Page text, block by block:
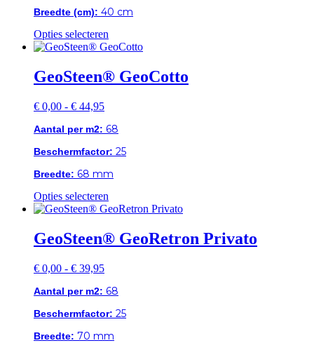
de
Breedte (cm): 40 cm
Opties selecteren
product
meerdere
variaties.
gekozen
worden
op
de
GeoSteen® GeoCotto
€ 0,00 - € 44,95Prijsklasse:
tot
Aantal per m2: 68
Beschermfactor: 25
Breedte: 68 mm
Opties selecteren
product
meerdere
variaties.
gekozen
worden
op
de
GeoSteen® GeoRetron Privato
€ 0,00 - € 39,95Prijsklasse:
tot
Aantal per m2: 68
Beschermfactor: 25
Breedte: 70 mm